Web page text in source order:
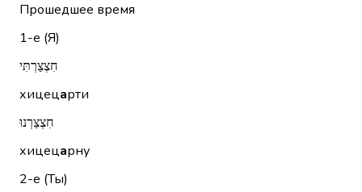
Прошедшее время
1-е (Я)
חִצְצַרְתִּי
хицецарти
חִצְצַרְנוּ
хицецарну
2-е (Ты)